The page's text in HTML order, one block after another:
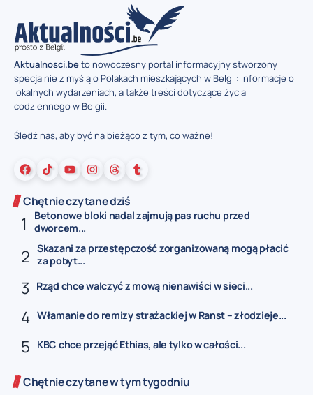
Aktualnosci.beto nowoczesny portal informacyjny stworzony
specjalnie z myślą o Polakach mieszkających w Belgii: informacje o
lokalnych wydarzeniach, a także treści dotyczące życia
codziennego w Belgii.
Śledź nas, aby być na bieżąco z tym, co ważne!
Chętnie czytane dziś
Betonowe bloki nadal zajmują pas ruchu przed
dworcem...
Skazani za przestępczość zorganizowaną mogą płacić
za pobyt...
Rząd chce walczyć z mową nienawiści w sieci...
Włamanie do remizy strażackiej w Ranst – złodzieje...
KBC chce przejąć Ethias, ale tylko w całości...
Chętnie czytane w tym tygodniu